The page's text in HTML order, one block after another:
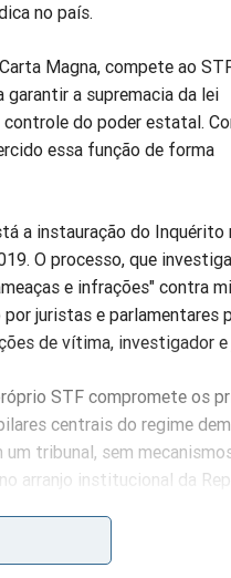
no país.
Magna, compete ao
a supremacia da lei
do poder estatal.
essa função de forma
a instauração do Inquérito
O processo, que
e infrações" contra
juristas e parlamentares
de vítima, investigador e
STF compromete os
centrais do regime
um tribunal, sem
arranjo institucional da
constitucionalidade como
que o uso extensivo e, por